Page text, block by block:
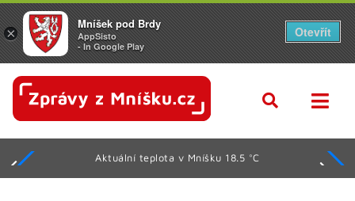
Aktuální teplota v Mníšku 18.5 °C
×
Mníšek pod Brdy
AppSisto
- In Google Play
Otevřít